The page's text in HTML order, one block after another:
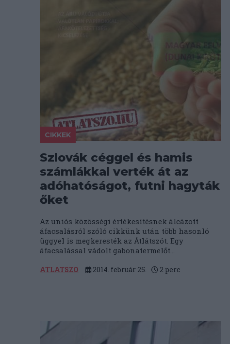
CIKKEK
Szlovák céggel és hamis
számlákkal verték át az
adóhatóságot, futni hagyták
őket
Az uniós közösségi értékesítésnek álcázott
áfacsalásról szóló cikkünk után több hasonló
üggyel is megkeresték az Átlátszót. Egy
áfacsalással vádolt gabonatermelőt...
ATLATSZO 2014. február 25. 2 perc